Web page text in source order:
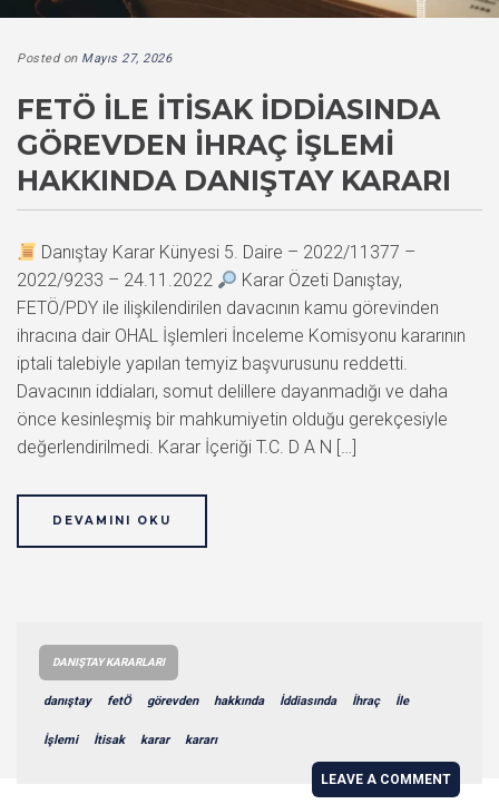
Posted on Mayıs 27, 2026
FETÖ İLE İTISAK İDDIASINDA
GÖREVDEN İHRAÇ İŞLEMI
HAKKINDA DANIŞTAY KARARI
Danıştay Karar Künyesi 5. Daire – 2022/11377 –
2022/9233 – 24.11.2022
Karar Özeti Danıştay,
FETÖ/PDY ile ilişkilendirilen davacının kamu görevinden
ihracına dair OHAL İşlemleri İnceleme Komisyonu kararının
iptali talebiyle yapılan temyiz başvurusunu reddetti.
Davacının iddiaları, somut delillere dayanmadığı ve daha
önce kesinleşmiş bir mahkumiyetin olduğu gerekçesiyle
değerlendirilmedi. Karar İçeriği T.C. D A N […]
DEVAMINI OKU
DANIŞTAY KARARLARI
danıştay fetÖ görevden hakkında İddiasında İhraç İle
İşlemi İtisak karar kararı
LEAVE A COMMENT